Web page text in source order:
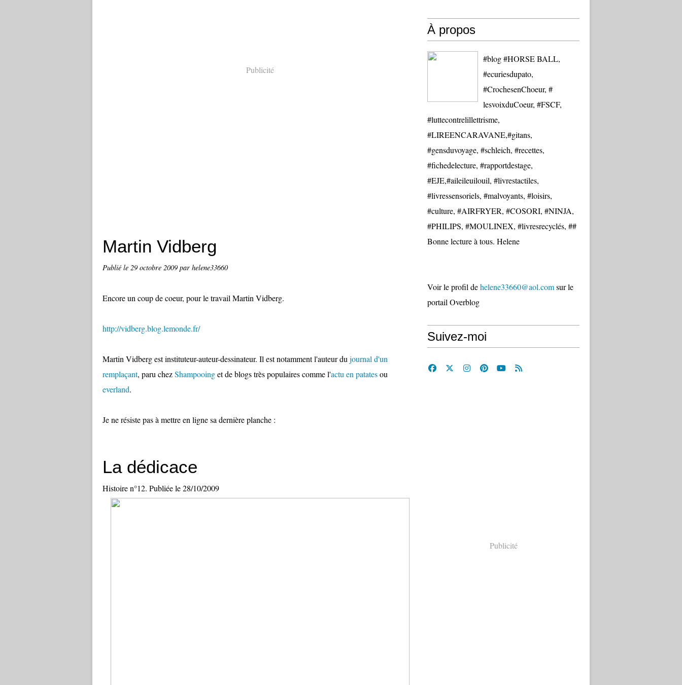
Publicité
Martin Vidberg
Publié le 29 octobre 2009 par helene33660
Encore un coup de coeur, pour le travail Martin Vidberg.
http://vidberg.blog.lemonde.fr/
Martin Vidberg est instituteur-auteur-dessinateur. Il est notamment l'auteur du journal d'un
remplaçant, paru chezShampooinget de blogs très populaires comme l'actu en patatesou
everland.
Je ne résiste pas à mettre en ligne sa dernière planche :
La dédicace
Histoire n°12. Publiée le 28/10/2009
À propos
#blog #HORSE BALL,
#ecuriesdupato,
#CrochesenChoeur, #
lesvoixduCoeur, #FSCF,
#luttecontrelillettrisme,
#LIREENCARAVANE,#gitans,
#gensduvoyage, #schleich, #recettes,
#fichedelecture, #rapportdestage,
#EJE,#aileileuilouil, #livrestactiles,
#livressensoriels, #malvoyants, #loisirs,
#culture, #AIRFRYER, #COSORI, #NINJA,
#PHILIPS, #MOULINEX, #livresrecyclés, ##
Bonne lecture à tous. Helene
Voir le profil dehelene33660@aol.comsur le
portail Overblog
Suivez-moi
Publicité